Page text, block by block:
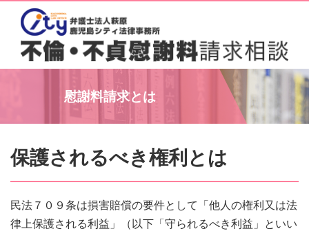
慰謝料請求とは
保護されるべき権利とは
民法７０９条は損害賠償の要件として「他人の権利又は法
律上保護される利益」（以下「守られるべき利益」といい